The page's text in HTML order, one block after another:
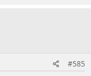
#585